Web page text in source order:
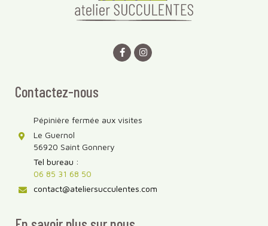
Contactez-nous
Pépinière fermée aux visites
Le Guernol
56920 Saint Gonnery
Tel bureau :
06 85 31 68 50
contact@ateliersucculentes.com